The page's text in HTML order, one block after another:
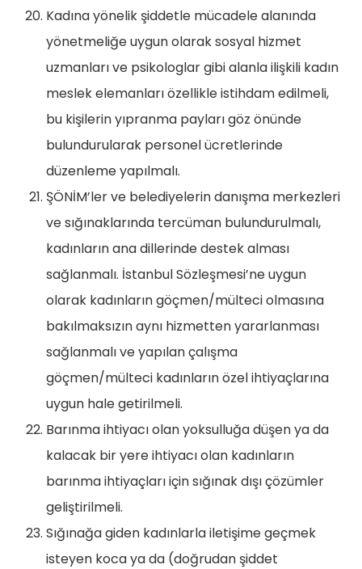
Kadına yönelik şiddetle mücadele alanında
yönetmeliğe uygun olarak sosyal hizmet
uzmanları ve psikologlar gibi alanla ilişkili kadın
meslek elemanları özellikle istihdam edilmeli,
bu kişilerin yıpranma payları göz önünde
bulundurularak personel ücretlerinde
düzenleme yapılmalı.
ŞÖNİM’ler ve belediyelerin danışma merkezleri
ve sığınaklarında tercüman bulundurulmalı,
kadınların ana dillerinde destek alması
sağlanmalı. İstanbul Sözleşmesi’ne uygun
olarak kadınların göçmen/mülteci olmasına
bakılmaksızın aynı hizmetten yararlanması
sağlanmalı ve yapılan çalışma
göçmen/mülteci kadınların özel ihtiyaçlarına
uygun hale getirilmeli.
Barınma ihtiyacı olan yoksulluğa düşen ya da
kalacak bir yere ihtiyacı olan kadınların
barınma ihtiyaçları için sığınak dışı çözümler
geliştirilmeli.
Sığınağa giden kadınlarla iletişime geçmek
isteyen koca ya da (doğrudan şiddet